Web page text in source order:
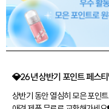
💎26년 상반기 포인트 페스
상반기 동안 열심히 모은 포인